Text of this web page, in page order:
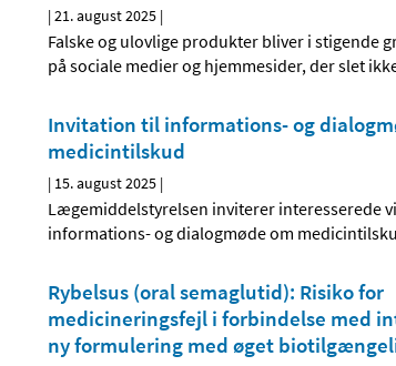
|21. august 2025 |
Falske og ulovlige produkter bliver i stigende
på sociale medier og hjemmesider, der slet
Invitation til informations- og
medicintilskud
| 15. august 2025 |
Lægemiddelstyrelsen inviterer interesserede
informations- og dialogmøde om
Rybelsus (oral semaglutid): Risiko for
medicineringsfejl i forbindelse med
ny formulering med øget